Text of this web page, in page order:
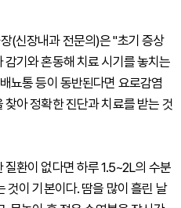
(신장내과 전문의)은 "초기 증상
기와 혼동해 치료 시기를 놓치는
뇨통 등이 동반된다면 요로감염
아 정확한 진단과 치료를 받는 것
환이 없다면 하루 1.5~2L의 수분
것이 기본이다. 땀을 많이 흘린 날